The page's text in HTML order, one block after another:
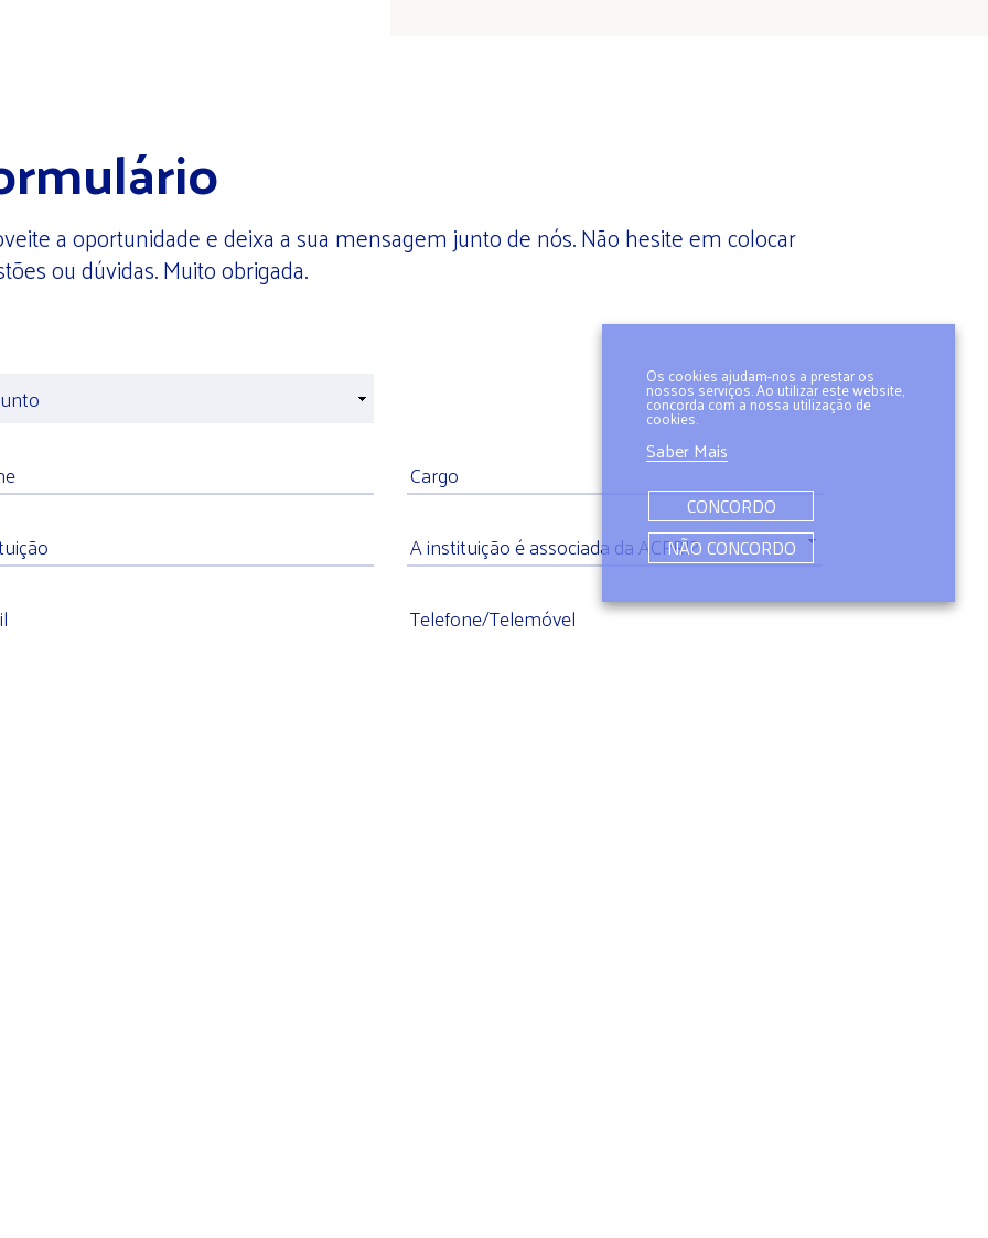
Os cookies ajudam-nos a prestar os
nossos serviços. Ao utilizar este website,
concorda com a nossa utilização de
cookies.
Saber Mais
CONCORDO
NÃO CONCORDO
a oportunidade e deixa a sua mensagem junto de nós. Não hesite em colocar
ou dúvidas. Muito obrigada.